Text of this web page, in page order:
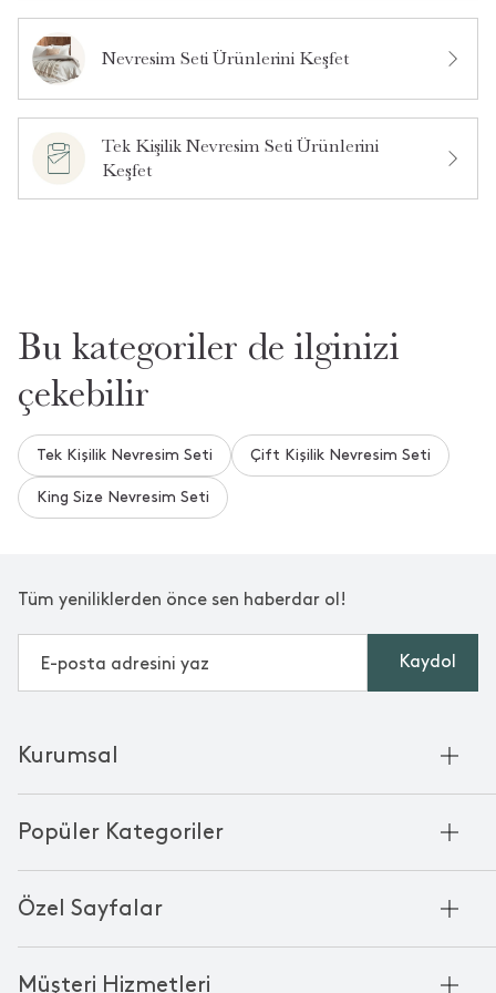
Bu ürün hakkında daha önce hiç soru sorulmamış.
Ürün Hakkında Soru Sor
Nevresim Seti Ürünlerini Keşfet
Tek Kişilik Nevresim Seti Ürünlerini
Keşfet
Bu kategoriler de ilginizi
çekebilir
Tek Kişilik Nevresim Seti Çift Kişilik Nevresim Seti
King Size Nevresim Seti
Tüm yeniliklerden önce sen haberdar ol!
Kaydol
Popüler Kategoriler
Bornoz
Özel Sayfalar
Black Friday
Kurumsal
Kurumsal Satış
Chakra Manifesto
Mağazalarımız
Çerez Politikası
Müşteri Hizmetleri